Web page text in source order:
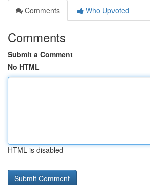
Comments
Who Upvoted
Comments
Submit a Comment
No HTML
HTML is disabled